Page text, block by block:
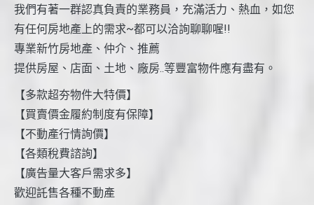
我們有著一群認真負責的業務員，充滿活力、熱血，如您
有任何房地產上的需求~都可以洽詢聊聊喔!!
專業新竹房地產、仲介、推薦
提供房屋、店面、土地、廠房..等豐富物件應有盡有。
【多款超夯物件大特價】
【買賣價金履約制度有保障】
【不動產行情詢價】
【各類稅費諮詢】
【廣告量大客戶需求多】
歡迎託售各種不動產